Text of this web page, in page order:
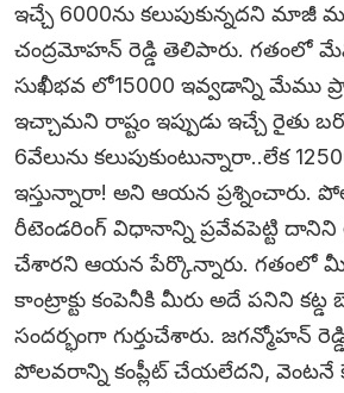
ఇచ్చే 6000ను కలుపుకున్నదని మాజీ
చంద్రమోహన్‌ రెడ్డి తెలిపారు. గతంలో
సుఖీభవ లో15000 ఇవ్వడాన్ని మేము
ఇచ్చామని రాష్టం ఇప్పుడు ఇచ్చే రైతు
6వేలును కలుపుకుంటున్నారా..లేక
ఇస్తున్నారా! అని ఆయన ప్రశ్నించారు.
రీటెండరింగ్‌ విధానాన్ని ప్రవేవపెట్టి
చేశారని ఆయన పేర్కొన్నారు. గతంలో
కాంట్రాక్టు కంపెనీకి మీరు అదే పనిని
సందర్భంగా గుర్తుచేశారు. జగన్మోహన్‌
పోలవరాన్ని కంప్లీట్‌ చేయలేదని, వెంటనే